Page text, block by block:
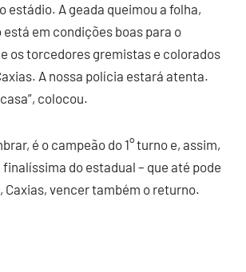
estádio. A geada queimou a folha,
em condições boas para o
os torcedores gremistas e colorados
A nossa polícia estará atenta.
colocou.
é o campeão do 1° turno e, assim,
do estadual – que até pode
Caxias, vencer também o returno.